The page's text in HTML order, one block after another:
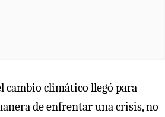
cambio climático llegó para
de enfrentar una crisis, no